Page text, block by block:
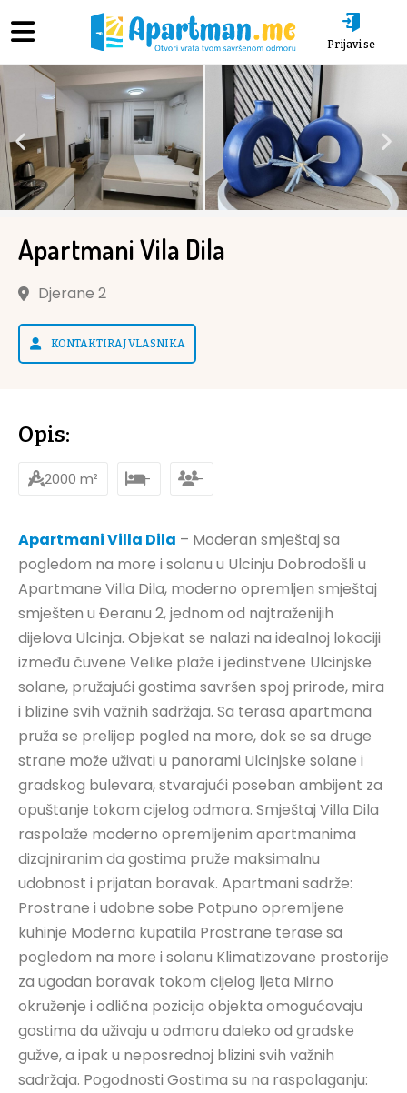
Prijavi se
Apartmani Vila Dila
Djerane 2
KONTAKTIRAJ VLASNIKA
Opis:
2000 m² - -
Apartmani Villa Dila – Moderan smještaj sa
pogledom na more i solanu u Ulcinju Dobrodošli u
Apartmane Villa Dila, moderno opremljen smještaj
smješten u Đeranu 2, jednom od najtraženijih
dijelova Ulcinja. Objekat se nalazi na idealnoj lokaciji
između čuvene Velike plaže i jedinstvene Ulcinjske
solane, pružajući gostima savršen spoj prirode, mira
i blizine svih važnih sadržaja. Sa terasa apartmana
pruža se prelijep pogled na more, dok se sa druge
strane može uživati u panorami Ulcinjske solane i
gradskog bulevara, stvarajući poseban ambijent za
opuštanje tokom cijelog odmora. Smještaj Villa Dila
raspolaže moderno opremljenim apartmanima
dizajniranim da gostima pruže maksimalnu
udobnost i prijatan boravak. Apartmani sadrže:
Prostrane i udobne sobe Potpuno opremljene
kuhinje Moderna kupatila Prostrane terase sa
pogledom na more i solanu Klimatizovane prostorije
za ugodan boravak tokom cijelog ljeta Mirno
okruženje i odlična pozicija objekta omogućavaju
gostima da uživaju u odmoru daleko od gradske
gužve, a ipak u neposrednoj blizini svih važnih
sadržaja. Pogodnosti Gostima su na raspolaganju: